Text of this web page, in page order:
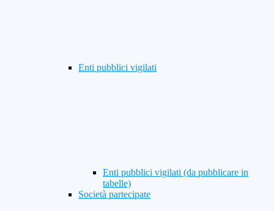
Enti pubblici vigilati
Enti pubblici vigilati (da pubblicare in
tabelle)
Società partecipate